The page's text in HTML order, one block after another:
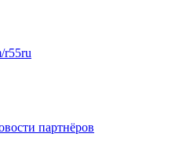
r55ru
партнёров